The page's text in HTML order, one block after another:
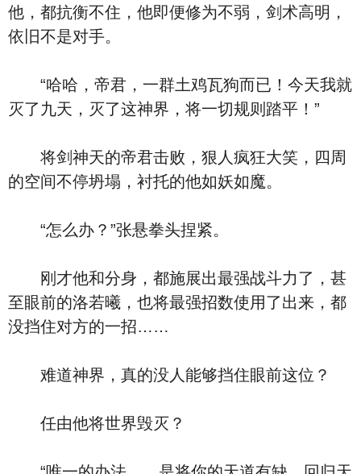
他，都抗衡不住，他即便修为不弱，剑术高明，
依旧不是对手。
“哈哈，帝君，一群土鸡瓦狗而已！今天我就
灭了九天，灭了这神界，将一切规则踏平！”
将剑神天的帝君击败，狠人疯狂大笑，四周
的空间不停坍塌，衬托的他如妖如魔。
“怎么办？”张悬拳头捏紧。
刚才他和分身，都施展出最强战斗力了，甚
至眼前的洛若曦，也将最强招数使用了出来，都
没挡住对方的一招……
难道神界，真的没人能够挡住眼前这位？
任由他将世界毁灭？